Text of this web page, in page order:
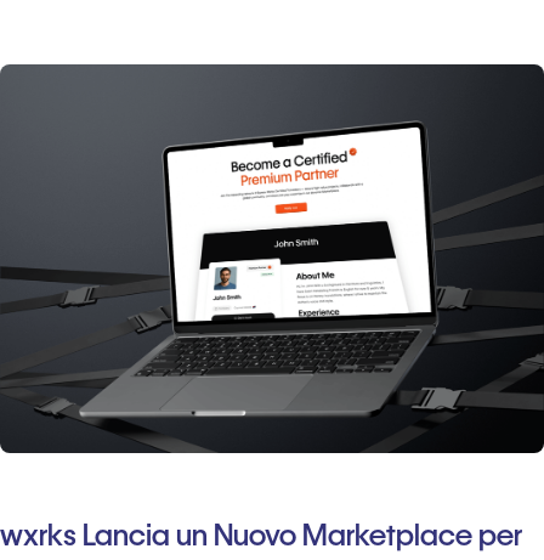
wxrks Lancia un Nuovo Marketplace per